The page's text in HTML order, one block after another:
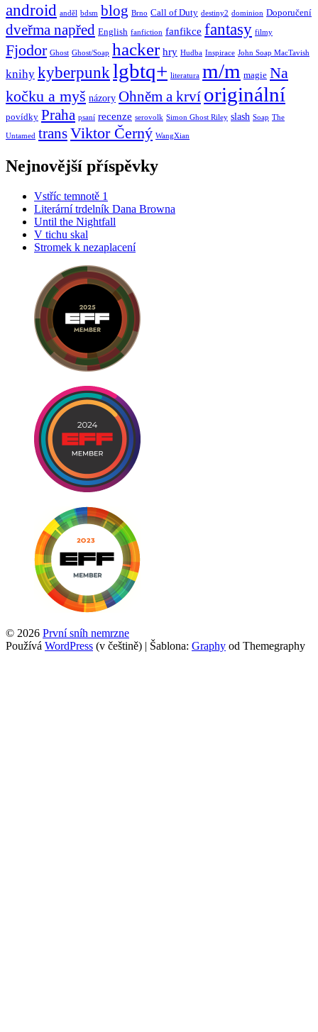
android anděl bdsm blog Brno Call of Duty destiny2 dominion Doporučení
dveřma napřed English fanfiction fanfikce fantasy filmy
Fjodor Ghost Ghost/Soap hacker hry Hudba Inspirace John Soap MacTavish
knihy kyberpunk lgbtq+ literatura m/m magie Na
kočku a myš názory Ohněm a krví originální
povídky Praha psaní recenze serovolk Simon Ghost Riley slash Soap The
Untamed transViktor Černý WangXian
Nejnovější příspěvky
Vstříc temnotě 1
Literární trdelník Dana Browna
Until the Nightfall
V tichu skal
Stromek k nezaplacení
© 2026 První sníh nemrzne
Používá WordPress (v češtině) | Šablona: Graphy od Themegraphy